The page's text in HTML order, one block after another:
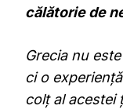
călătorie de
Grecia nu
ci o
colț al acestei